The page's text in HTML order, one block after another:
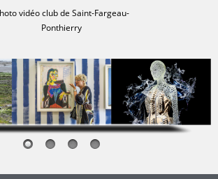
vidéo club de Saint-Fargeau-
Ponthierry